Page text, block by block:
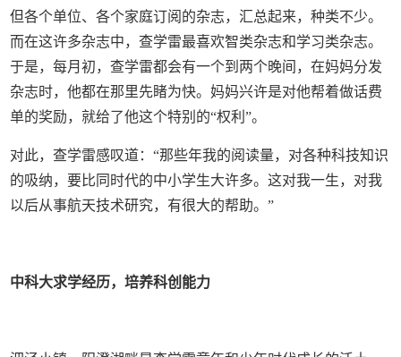
但各个单位、各个家庭订阅的杂志，汇总起来，种类不少。
而在这许多杂志中，查学雷最喜欢智类杂志和学习类杂志。
于是，每月初，查学雷都会有一个到两个晚间，在妈妈分发
杂志时，他都在那里先睹为快。妈妈兴许是对他帮着做话费
单的奖励，就给了他这个特别的“权利”。
对此，查学雷感叹道：“那些年我的阅读量，对各种科技知识
的吸纳，要比同时代的中小学生大许多。这对我一生，对我
以后从事航天技术研究，有很大的帮助。”
中科大求学经历，培养科创能力